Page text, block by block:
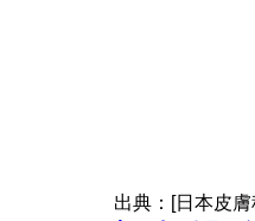
出典：[日本皮